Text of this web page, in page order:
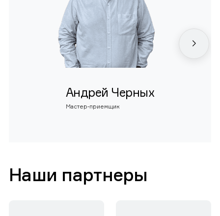
Андрей Черных
Мастер-приемщик
Наши партнеры